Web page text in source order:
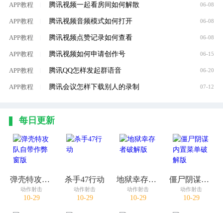
APP教程 腾讯视频一起看房间如何解散 06-08
APP教程 腾讯视频音频模式如何打开 06-08
APP教程 腾讯视频点赞记录如何查看 06-08
APP教程 腾讯视频如何申请创作号 06-15
APP教程 腾讯QQ怎样发起群语音 06-20
APP教程 腾讯会议怎样下载别人的录制 07-12
每日更新
弹壳特攻队自带作弊窗版
动作射击
10-29
杀手47行动
动作射击
10-29
地狱幸存者破解版
动作射击
10-29
僵尸阴谋内置菜单破解版
动作射击
10-29